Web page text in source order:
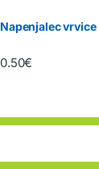
Napenjalec vrvice
0.50€